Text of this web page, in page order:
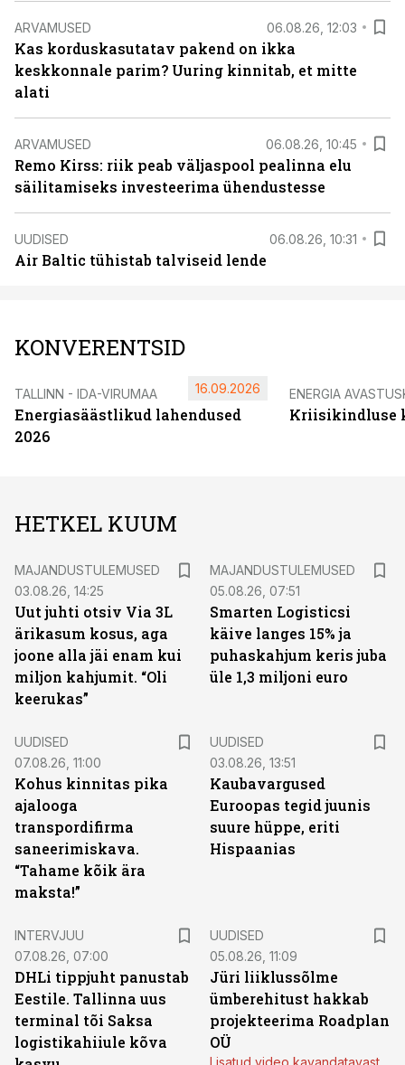
ARVAMUSED 06.08.26, 12:03
Kas korduskasutatav pakend on ikka
keskkonnale parim? Uuring kinnitab, et mitte
alati
ARVAMUSED 06.08.26, 10:45
Remo Kirss: riik peab väljaspool pealinna elu
säilitamiseks investeerima ühendustesse
UUDISED 06.08.26, 10:31
Air Baltic tühistab talviseid lende
KONVERENTSID
TALLINN - IDA-VIRUMAA
Energiasäästlikud lahendused
2026
16.09.2026 ENERGIA
Kriisikindluse
HETKEL KUUM
MAJANDUSTULEMUSED
03.08.26, 14:25
Uut juhti otsiv Via 3L
ärikasum kosus, aga
joone alla jäi enam kui
miljon kahjumit. “Oli
keerukas”
MAJANDUSTULEMUSED
05.08.26, 07:51
Smarten Logisticsi
käive langes 15% ja
puhaskahjum keris juba
üle 1,3 miljoni euro
UUDISED
07.08.26, 11:00
Kohus kinnitas pika
ajalooga
transpordifirma
saneerimiskava.
“Tahame kõik ära
maksta!”
UUDISED
03.08.26, 13:51
Kaubavargused
Euroopas tegid juunis
suure hüppe, eriti
Hispaanias
INTERVJUU
07.08.26, 07:00
DHLi tippjuht panustab
Eestile. Tallinna uus
terminal tõi Saksa
logistikahiiule kõva
UUDISED
05.08.26, 11:09
Jüri liiklussõlme
ümberehitust hakkab
projekteerima Roadplan
OÜ
Lisatud video kavandatavast